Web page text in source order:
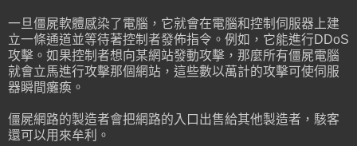
一旦僵屍軟體感染了電腦，它就會在電腦和控制伺服器上建
立一條通道並等待著控制者發佈指令。例如，它能進行DDoS
攻擊。如果控制者想向某網站發動攻擊，那麼所有僵屍電腦
就會立馬進行攻擊那個網站，這些數以萬計的攻擊可使伺服
器瞬間癱瘓。
僵屍網路的製造者會把網路的入口出售給其他製造者，駭客
還可以用來牟利。